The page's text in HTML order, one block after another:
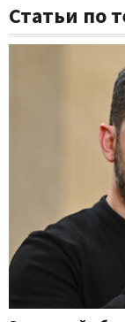
Статьи по